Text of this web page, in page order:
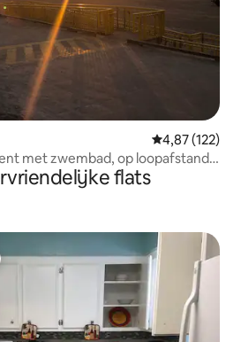
Gemiddelde
4,87 (122)
met zwembad, op loopafstand
flats